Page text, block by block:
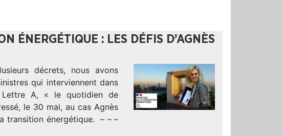
ÉNERGÉTIQUE : LES DÉFIS D’AGNÈS
décrets, nous avons
qui interviennent dans
Lettre A, « le quotidien de
le 30 mai, au cas Agnès
transition énergétique. – – –